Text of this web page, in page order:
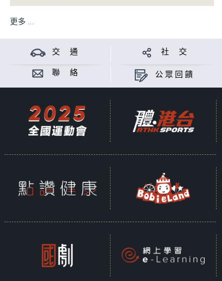
更多 ...
交 通 社 交
聯 絡 公眾回饋